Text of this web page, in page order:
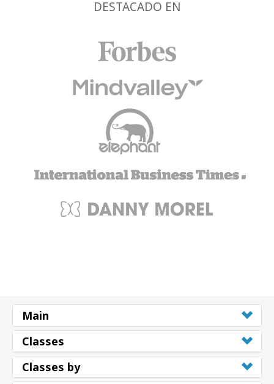
DESTACADO EN
Main
Classes
Classes by